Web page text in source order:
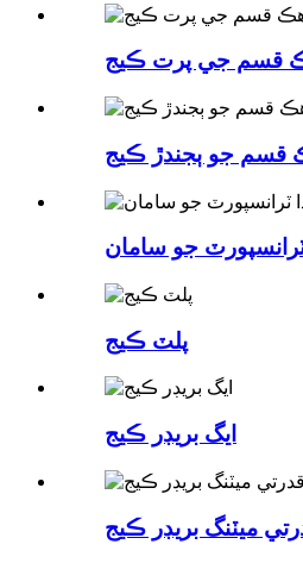
قسم جي پرت ڪيج
قسم جو ٻجندڙ ڪيج
ٽرانسپورٽ جو سامان
پلٽ ڪيج
ايگ بريڊر ڪيج
ميٽنگ بريڊر ڪيج